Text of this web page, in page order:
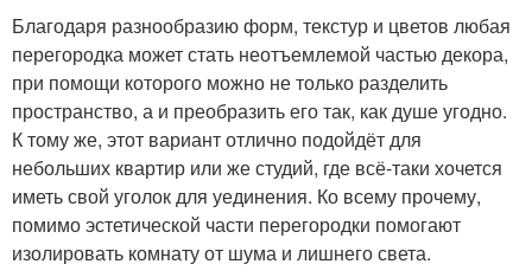
Благодаря разнообразию форм, текстур и цветов любая
перегородка может стать неотъемлемой частью декора,
при помощи которого можно не только разделить
пространство, а и преобразить его так, как душе угодно.
К тому же, этот вариант отлично подойдёт для
небольших квартир или же студий, где всё-таки хочется
иметь свой уголок для уединения. Ко всему прочему,
помимо эстетической части перегородки помогают
изолировать комнату от шума и лишнего света.